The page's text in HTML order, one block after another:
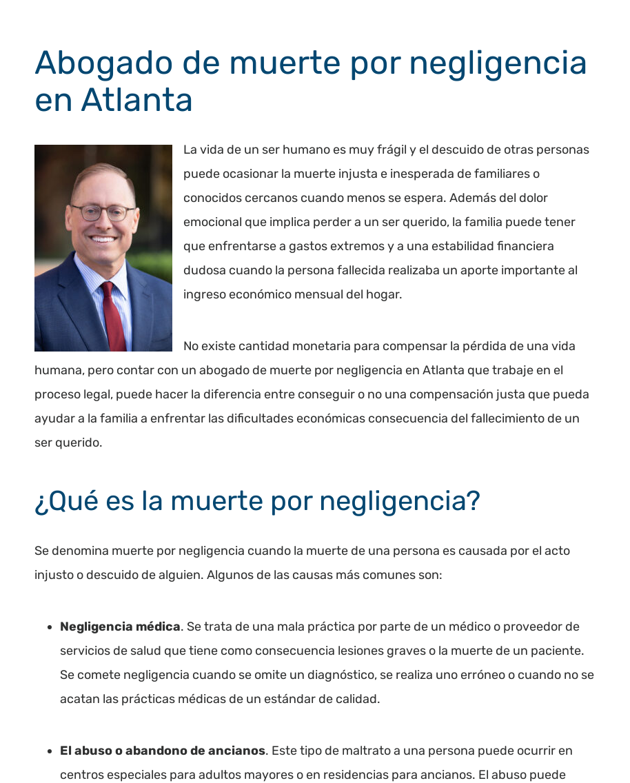
Abogado de muerte por negligencia
en Atlanta
La vida de un ser humano es muy frágil y el descuido de otras personas
puede ocasionar la muerte injusta e inesperada de familiares o
conocidos cercanos cuando menos se espera. Además del dolor
emocional que implica perder a un ser querido, la familia puede tener
que enfrentarse a gastos extremos y a una estabilidad financiera
dudosa cuando la persona fallecida realizaba un aporte importante al
ingreso económico mensual del hogar.
No existe cantidad monetaria para compensar la pérdida de una vida
humana, pero contar con un abogado de muerte por negligencia en Atlanta que trabaje en el
proceso legal, puede hacer la diferencia entre conseguir o no una compensación justa que pueda
ayudar a la familia a enfrentar las dificultades económicas consecuencia del fallecimiento de un
ser querido.
¿Qué es la muerte por negligencia?
Se denomina muerte por negligencia cuando la muerte de una persona es causada por el acto
injusto o descuido de alguien. Algunos de las causas más comunes son:
Negligencia médica. Se trata de una mala práctica por parte de un médico o proveedor de
servicios de salud que tiene como consecuencia lesiones graves o la muerte de un paciente.
Se comete negligencia cuando se omite un diagnóstico, se realiza uno erróneo o cuando no se
acatan las prácticas médicas de un estándar de calidad.
El abuso o abandono de ancianos. Este tipo de maltrato a una persona puede ocurrir en
centros especiales para adultos mayores o en residencias para ancianos. El abuso puede